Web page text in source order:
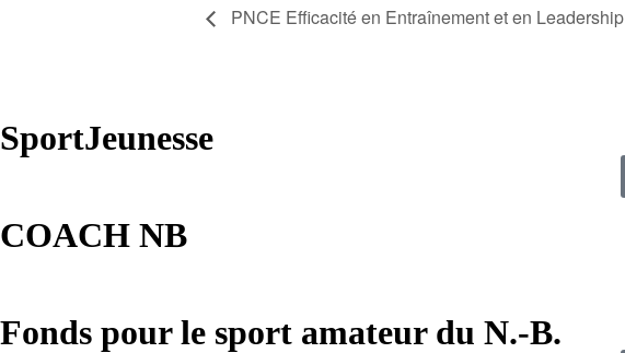
PNCE Efficacité en Entraînement et en Leadership
SportJeunesse
COACH NB
Fonds pour le sport amateur du N.-B.